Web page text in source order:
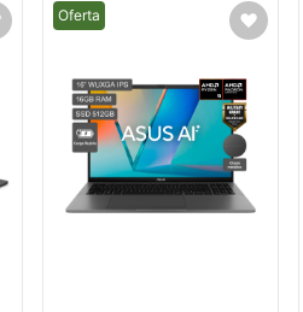
Mejor precio.
Oferta